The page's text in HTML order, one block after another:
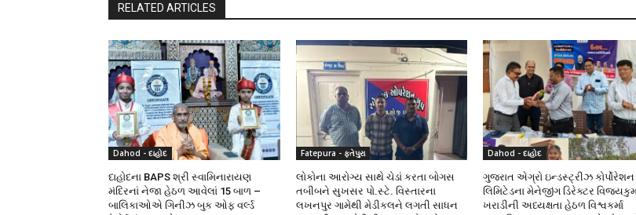
RELATED ARTICLES
Dahod - દાહોદ
દાહોદના BAPS શ્રી સ્વામિનારાયણ
મંદિરનાં નેજા હેઠળ આવેલાં 15 બાળ –
બાલિકાઓએ ગિનીઝ બુક ઓફ વર્લ્ડ
Fatepura - ફતેપુરા
લોકોના આરોગ્ય સાથે ચેડાં કરતા બોગસ
તબીબને સુખસર પો.સ્ટે. વિસ્તારના
લખનપુર ગામેથી મેડીકલને લગતી સાધન
Dahod - દાહોદ
ગુજરાત એગ્રો ઇન્ડસ્ટ્રીઝ કોર્પોરેશન
લિમિટેડના મેનેજીંગ ડિરેક્ટર
ખરાડીની અધ્યક્ષતા હેઠળ વિશ્વકર્મા